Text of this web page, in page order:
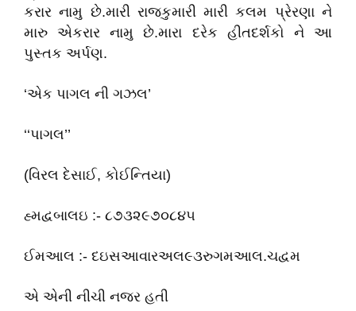
કરાર નામુ છે.મારી રાજકુમારી મારી કલમ પ્રેરણા ને
મારુ એકરાર નામુ છે.મારા દરેક હીતદર્શકો ને આ
પુસ્તક અર્પણ.
‘એક પાગલ ની ગઝલ’
‘‘પાગલ’’
(વિરલ દેસાઈ, કોઈન્તિયા)
હ્મદ્વબાલઇ :- ૮૭૩૨૯૭૦૮૪૫
ઈમઆલ :- દઇસઆવારઅલ૯૩રુગમઆલ.ચદ્વમ
એ એની નીચી નજર હતી